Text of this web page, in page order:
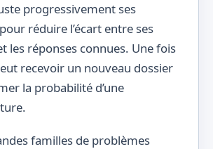
progressivement ses
réduire l’écart entre ses
les réponses connues. Une fois
recevoir un nouveau dossier
la probabilité d’une
familles de problèmes